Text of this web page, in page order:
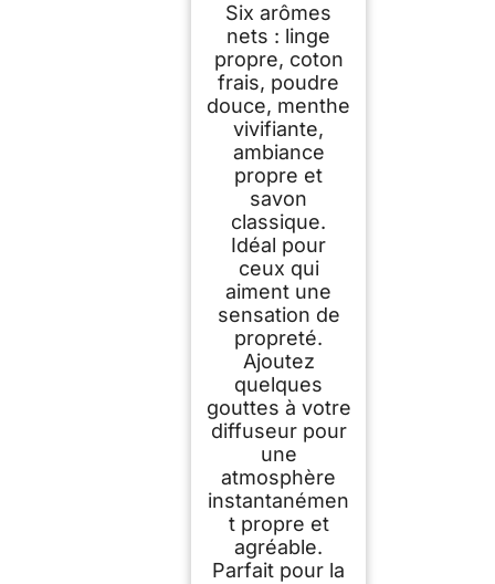
Six arômes
nets : linge
propre, coton
frais, poudre
douce, menthe
vivifiante,
ambiance
propre et
savon
classique.
Idéal pour
ceux qui
aiment une
sensation de
propreté.
Ajoutez
quelques
gouttes à votre
diffuseur pour
une
atmosphère
instantanémen
t propre et
agréable.
Parfait pour la